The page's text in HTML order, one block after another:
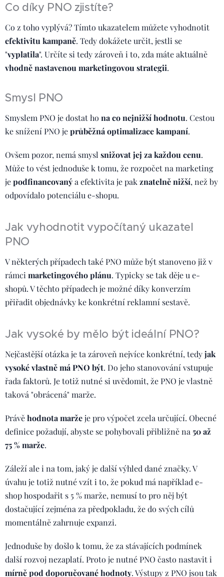
Co díky PNO zjistíte?
Co z toho vyplývá? Tímto ukazatelem můžete vyhodnotit
efektivitu kampaně. Tedy dokážete určit, jestli se
"vyplatila". Určíte si tedy zároveň i to, zda máte aktuálně
vhodně nastavenou marketingovou strategii.
Smysl PNO
Smyslem PNO je dostat ho na co nejnižší hodnotu. Cestou
ke snížení PNO jeprůběžná optimalizace kampaní.
Ovšem pozor, nemá smysl snižovat jej za každou cenu.
Může to vést jednoduše k tomu, že rozpočet na marketing
jepodfinancovanýa efektivita je pak znatelně nižší, než by
odpovídalo potenciálu e-shopu.
Jak vyhodnotit vypočítaný ukazatel
PNO
V některých případech také PNO může být stanoveno již v
rámci marketingového plánu. Typicky se tak děje u e-
shopů. V těchto případech je možné díky konverzím
přiřadit objednávky ke konkrétní reklamní sestavě.
Jak vysoké by mělo být ideální PNO?
Nejčastější otázka je ta zároveň nejvíce konkrétní, tedyjak
vysoké vlastně má PNO být. Do jeho stanovování vstupuje
řada faktorů. Je totiž nutné si uvědomit, že PNO je vlastně
taková "obrácená" marže.
Právěhodnota maržeje pro výpočet zcela určující. Obecné
definice požadují, abyste se pohybovali přibližně na 50 až
75 % marže.
Záleží ale i na tom, jaký je další výhled dané značky. V
úvahu je totiž nutné vzít i to, že pokud má například e-
shop hospodařit s 5 % marže, nemusí to pro něj být
dostačující zejména za předpokladu, že do svých cílů
momentálně zahrnuje expanzi.
Jednoduše by došlo k tomu, že za stávajících podmínek
další rozvoj nezaplatí. Proto je nutné PNO často nastavit i
mírně pod doporučované hodnoty. Výstupy z PNO jsou tak